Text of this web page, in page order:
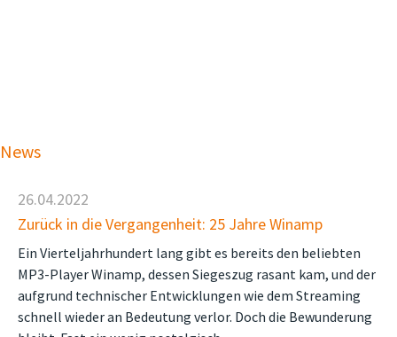
News
26.04.2022
Zurück in die Vergangenheit: 25 Jahre Winamp
Ein Vierteljahrhundert lang gibt es bereits den beliebten
MP3-Player Winamp, dessen Siegeszug rasant kam, und der
aufgrund technischer Entwicklungen wie dem Streaming
schnell wieder an Bedeutung verlor. Doch die Bewunderung